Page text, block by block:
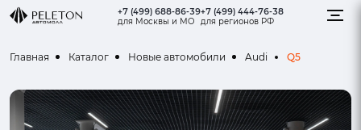
+7 (499) 688-86-39
для Москвы и МО
+7 (499) 444-76-38
для регионов РФ
Главная Каталог Новые автомобили Audi Q5